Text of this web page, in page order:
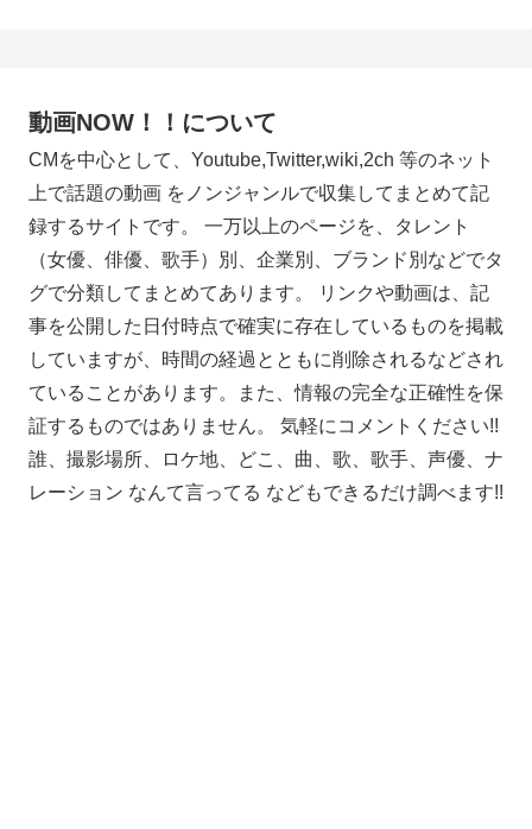
動画NOW！！について
CMを中心として、Youtube,Twitter,wiki,2ch 等のネット
上で話題の動画 をノンジャンルで収集してまとめて記
録するサイトです。 一万以上のページを、タレント
（女優、俳優、歌手）別、企業別、ブランド別などでタ
グで分類してまとめてあります。 リンクや動画は、記
事を公開した日付時点で確実に存在しているものを掲載
していますが、時間の経過とともに削除されるなどされ
ていることがあります。また、情報の完全な正確性を保
証するものではありません。 気軽にコメントください!!
誰、撮影場所、ロケ地、どこ、曲、歌、歌手、声優、ナ
レーション なんて言ってる などもできるだけ調べます!!